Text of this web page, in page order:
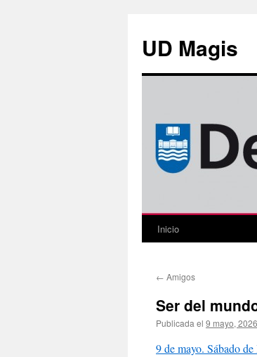
contenido
UD Magis
Inicio
← Amigos
Ser del
Publicada el 9 mayo, 2026
9 de mayo. Sábado